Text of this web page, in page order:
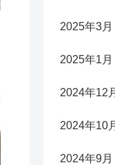
2025年3月
2025年1月
2024年12
2024年10
2024年9月